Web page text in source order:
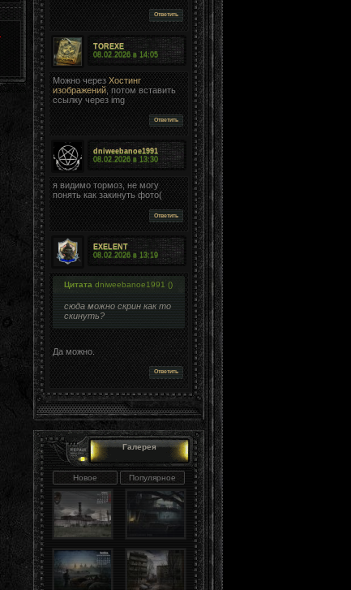
Ответить
TOREXE
08.02.2026 в14:05
Можно черезХостинг
изображений, потом вставить
ссылку через img
Ответить
dniweebanoe1991
08.02.2026 в13:30
я видимо тормоз, не могу
понять как закинуть фото(
Ответить
EXELENT
08.02.2026 в13:19
Цитата dniweebanoe1991 ()
сюда можно скрин как то
скинуть?
Да можно.
Ответить
Галерея